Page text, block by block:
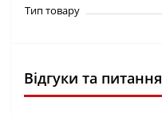
Тип товару
Відгуки та питання